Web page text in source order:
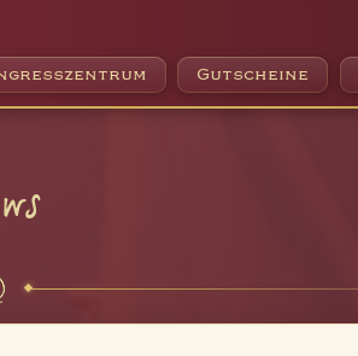
Gutscheine